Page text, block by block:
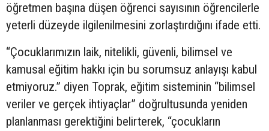
öğretmen başına düşen öğrenci sayısının öğrencilerle
yeterli düzeyde ilgilenilmesini zorlaştırdığını ifade etti.
“Çocuklarımızın laik, nitelikli, güvenli, bilimsel ve
kamusal eğitim hakkı için bu sorumsuz anlayışı kabul
etmiyoruz.” diyen Toprak, eğitim sisteminin “bilimsel
veriler ve gerçek ihtiyaçlar” doğrultusunda yeniden
planlanması gerektiğini belirterek, “çocukların